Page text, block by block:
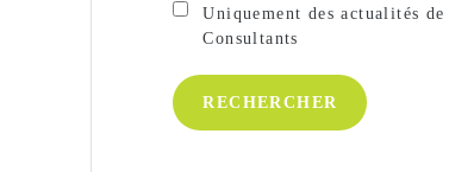
Uniquement des actualités de
Consultants